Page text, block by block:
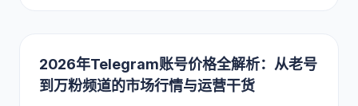
2026年Telegram账号价格全解析：从老号
到万粉频道的市场行情与运营干货